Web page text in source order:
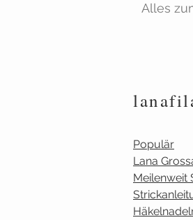
Alles
Populär
Lana
Meilenweit